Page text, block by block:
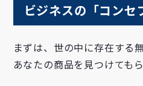
ビジネスの「コンセ
まずは、世の中に存在する
あなたの商品を見つけても